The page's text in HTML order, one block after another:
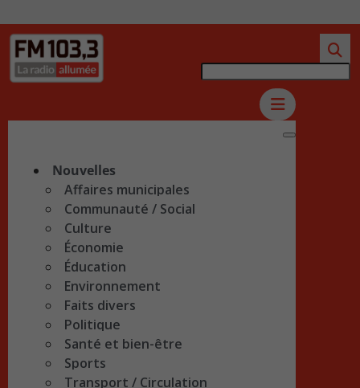
Nouvelles
Affaires municipales
Communauté / Social
Culture
Économie
Éducation
Environnement
Faits divers
Politique
Santé et bien-être
Sports
Transport / Circulation